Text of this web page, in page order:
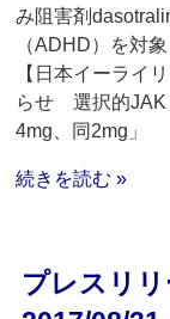
み阻害剤
（ADHD）を対
【日本イーライ
らせ 選択的JAK
4mg、同2mg」
続きを読む »
プレスリ